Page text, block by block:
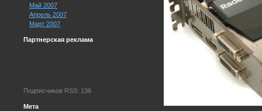
Май 2007
Апрель 2007
Март 2007
Партнерская реклама
Подписчиков RSS: 136
Мета